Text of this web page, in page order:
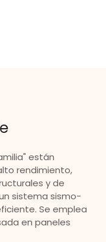
están
rendimiento,
y de
sistema sismo-
Se emplea
en paneles